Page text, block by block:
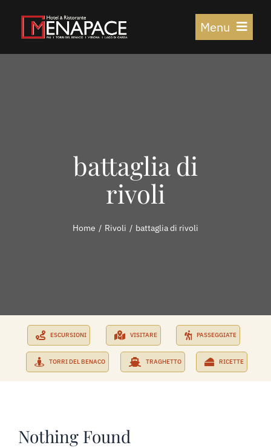
Menu
RISTORANTE
COME TROVARCI
FARE & VEDERE
RICHIEDI PREVENTIVO
battaglia di
rivoli
Home Rivoli battaglia di rivoli
ESCURSIONI VISITARE PASSEGGIATE
TORRI DEL BENACO TRAGHETTO RICETTE
Nothing Found